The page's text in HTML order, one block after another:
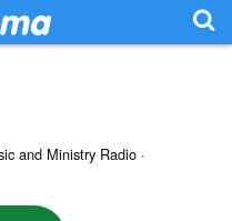
and Ministry Radio ·